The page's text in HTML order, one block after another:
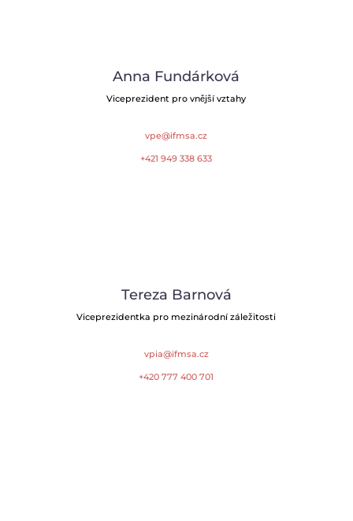
Anna Fundárková
Viceprezident pro vnější vztahy
vpe@ifmsa.cz
+421 949 338 633
Tereza Barnová
Viceprezidentka pro mezinárodní záležitosti
vpia@ifmsa.cz
+420 777 400 701